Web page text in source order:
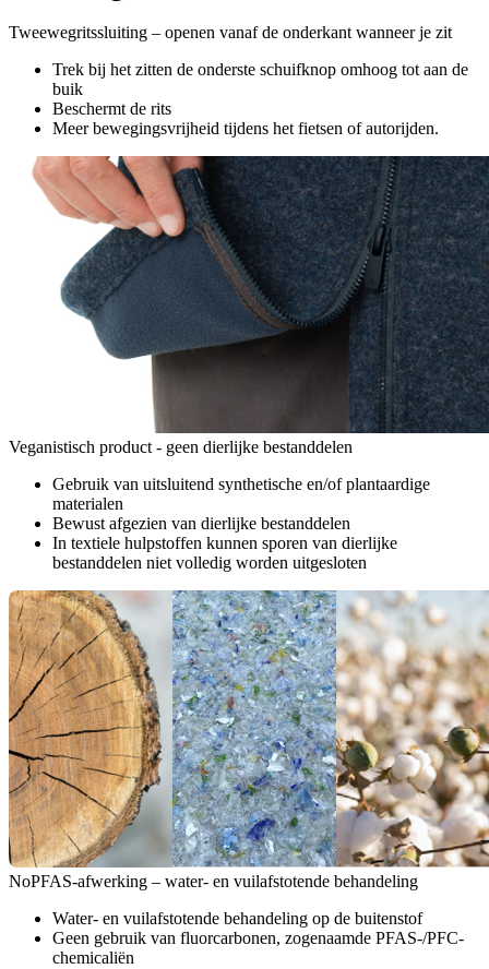
Tweewegritssluiting – openen vanaf de onderkant wanneer je zit
Trek bij het zitten de onderste schuifknop omhoog tot aan de
buik
Beschermt de rits
Meer bewegingsvrijheid tijdens het fietsen of autorijden.
Veganistisch product - geen dierlijke bestanddelen
Gebruik van uitsluitend synthetische en/of plantaardige
materialen
Bewust afgezien van dierlijke bestanddelen
In textiele hulpstoffen kunnen sporen van dierlijke
bestanddelen niet volledig worden uitgesloten
NoPFAS-afwerking – water- en vuilafstotende behandeling
Water- en vuilafstotende behandeling op de buitenstof
Geen gebruik van fluorcarbonen, zogenaamde PFAS-/PFC-
chemicaliën